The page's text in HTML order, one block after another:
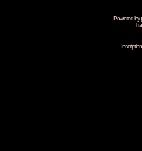
Powered by